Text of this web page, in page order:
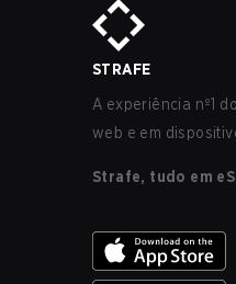
STRAFE
A experiência nº1
web e em
Strafe, tudo em